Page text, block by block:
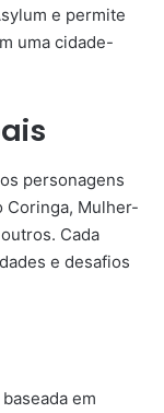
e permite
uma cidade-
personagens
Coringa, Mulher-
Cada
e desafios
em